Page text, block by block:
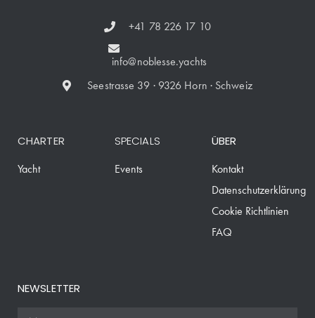
+41 78 226 17 10
info@noblesse.yachts
Seestrasse 39 · 9326 Horn · Schweiz
CHARTER
Yacht
SPECIALS
Events
ÜBER
Kontakt
Datenschutzerklärung
Cookie Richtlinien
FAQ
NEWSLETTER